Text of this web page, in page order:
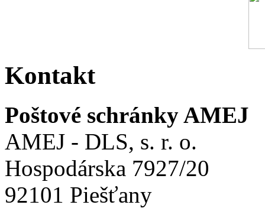
Kontakt
Poštové schránky AMEJ
AMEJ - DLS, s. r. o.
Hospodárska 7927/20
92101 Piešťany